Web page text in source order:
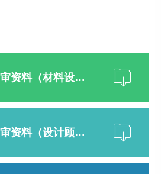
XXX公司资格预审资料（材料设备类）
XXX公司资格预审资料（设计顾问咨询类）